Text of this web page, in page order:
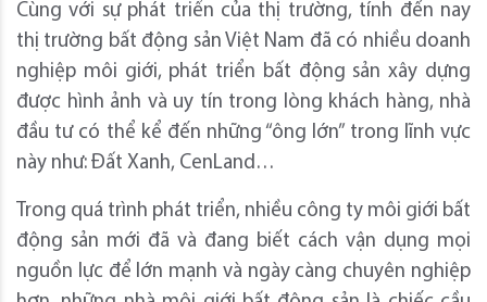
Cùng với sự phát triển của thị trường, tính đến nay
thị trường bất động sản Việt Nam đã có nhiều doanh
nghiệp môi giới, phát triển bất động sản xây dựng
được hình ảnh và uy tín trong lòng khách hàng, nhà
đầu tư có thể kể đến những “ông lớn” trong lĩnh vực
này như: Đất Xanh, CenLand…
Trong quá trình phát triển, nhiều công ty môi giới bất
động sản mới đã và đang biết cách vận dụng mọi
nguồn lực để lớn mạnh và ngày càng chuyên nghiệp